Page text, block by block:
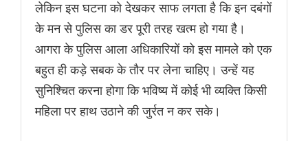
लेकिन इस घटना को देखकर साफ लगता है कि इन दबंगों
के मन से पुलिस का डर पूरी तरह खत्म हो गया है।
आगरा के पुलिस आला अधिकारियों को इस मामले को एक
बहुत ही कड़े सबक के तौर पर लेना चाहिए। उन्हें यह
सुनिश्चित करना होगा कि भविष्य में कोई भी व्यक्ति किसी
महिला पर हाथ उठाने की जुर्रत न कर सके।